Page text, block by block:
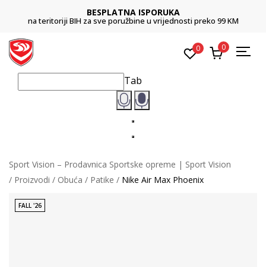
BESPLATNA ISPORUKA
na teritoriji BIH za sve poružbine u vrijednosti preko 99 KM
0 0
Tab
Sport Vision – Prodavnica Sportske opreme | Sport Vision
Proizvodi
Obuća Patike Nike Air Max Phoenix
FALL '26